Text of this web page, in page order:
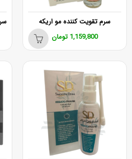
سرم تقویت کننده مو اریکه
1,159,800 تومان